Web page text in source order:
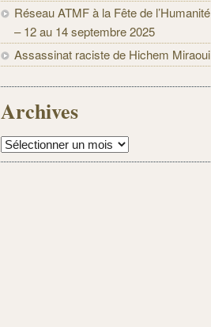
Réseau ATMF à la Fête de l’Humanité
– 12 au 14 septembre 2025
Assassinat raciste de Hichem Miraoui
Archives
Archives